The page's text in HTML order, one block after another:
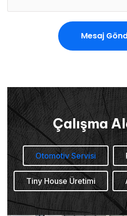
Mesaj
Mesaj
Çalışma
Otomotiv Servisi
Tiny House Üretimi